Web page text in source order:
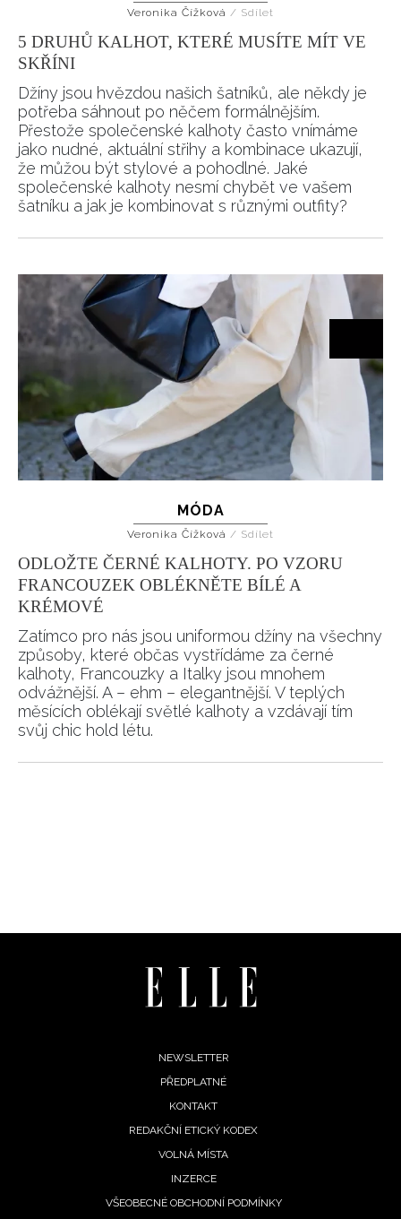
NEWSLETTER
ODESLAT
Přihlášením k newsletteru souhlasíte s
Obchodními
potvrzujete, že jste se seznámili seZásadami
Veronika Čížková / Sdílet
5 DRUHŮ KALHOT, KTERÉ MUSÍTE MÍT VE
SKŘÍNI
Džíny jsou hvězdou našich šatníků, ale někdy je
potřeba sáhnout po něčem formálnějším.
Přestože společenské kalhoty často vnímáme
jako nudné, aktuální střihy a kombinace ukazují,
že můžou být stylové a pohodlné. Jaké
společenské kalhoty nesmí chybět ve vašem
šatníku a jak je kombinovat s různými outfity?
MÓDA
Veronika Čížková / Sdílet
ODLOŽTE ČERNÉ KALHOTY. PO VZORU
FRANCOUZEK OBLÉKNĚTE BÍLÉ A
KRÉMOVÉ
Zatímco pro nás jsou uniformou džíny na všechny
způsoby, které občas vystřídáme za černé
kalhoty, Francouzky a Italky jsou mnohem
odvážnější. A – ehm – elegantnější. V teplých
měsících oblékají světlé kalhoty a vzdávají tím
svůj chic hold létu.
NEWSLETTER
PŘEDPLATNÉ
KONTAKT
REDAKČNÍ ETICKÝ KODEX
VOLNÁ MÍSTA
INZERCE
VŠEOBECNÉ OBCHODNÍ PODMÍNKY